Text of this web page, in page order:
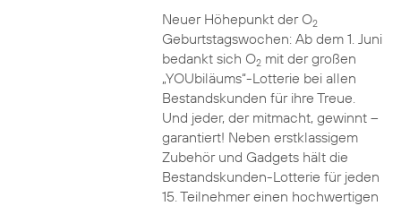
Neuer Höhepunkt der O2
Geburtstagswochen: Ab dem 1. Juni
bedankt sich O2mit der großen
„YOUbiläums“-Lotterie bei allen
Bestandskunden für ihre Treue.
Und jeder, der mitmacht, gewinnt –
garantiert! Neben erstklassigem
Zubehör und Gadgets hält die
Bestandskunden-Lotterie für jeden
15. Teilnehmer einen hochwertigen